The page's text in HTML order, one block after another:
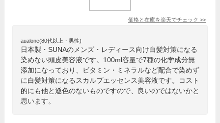
価格と在庫を楽天でチェック >>
aualone(80代以上・男性)
日本製・SUNAのメンズ・レディース向け白髪対策になる
染めない頭皮美容液です。100ml容量で7種の化学成分無
添加になっており、ビタミン・ミネラルなど配合で染めず
に白髪対策になるスカルプエッセンス美容液です。コスト
的にも他と遜色のないものですので、良いのではないかと
思います。